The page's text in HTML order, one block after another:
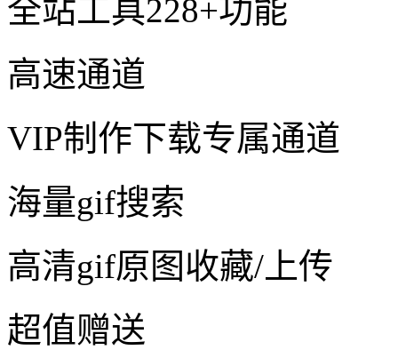
全站工具228+功能
高速通道
VIP制作下载专属通道
海量gif搜索
高清gif原图收藏/上传
超值赠送